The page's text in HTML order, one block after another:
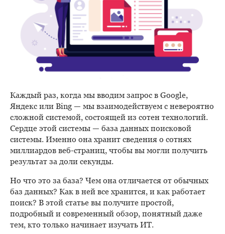
Каждый раз, когда мы вводим запрос в Google,
Яндекс или Bing — мы взаимодействуем с невероятно
сложной системой, состоящей из сотен технологий.
Сердце этой системы — база данных поисковой
системы. Именно она хранит сведения о сотнях
миллиардов веб-страниц, чтобы вы могли получить
результат за доли секунды.
Но что это за база? Чем она отличается от обычных
баз данных? Как в ней все хранится, и как работает
поиск? В этой статье вы получите простой,
подробный и современный обзор, понятный даже
тем, кто только начинает изучать ИТ.